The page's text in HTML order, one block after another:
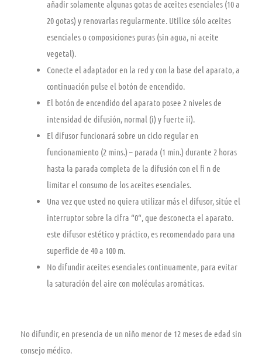
añadir solamente algunas gotas de aceites esenciales (10 a
20 gotas) y renovarlas regularmente. Utilice sólo aceites
esenciales o composiciones puras (sin agua, ni aceite
vegetal).
Conecte el adaptador en la red y con la base del aparato, a
continuación pulse el botón de encendido.
El botón de encendido del aparato posee 2 niveles de
intensidad de difusión, normal (i) y fuerte ii).
El difusor funcionará sobre un ciclo regular en
funcionamiento (2 mins.) – parada (1 min.) durante 2 horas
hasta la parada completa de la difusión con el fi n de
limitar el consumo de los aceites esenciales.
Una vez que usted no quiera utilizar más el difusor, sitúe el
interruptor sobre la cifra “0“, que desconecta el aparato.
este difusor estético y práctico, es recomendado para una
superficie de 40 a 100 m.
No difundir aceites esenciales continuamente, para evitar
la saturación del aire con moléculas aromáticas.
No difundir, en presencia de un niño menor de 12 meses de edad sin
consejo médico.